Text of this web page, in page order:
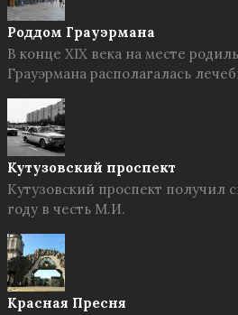
Роддом Грауэрмана
В конце XIX века на месте
Грауэрмана располагалась
Кутузовский проспект
Кутузовский проспект получил
году в честь М.И.
Красная Пресня